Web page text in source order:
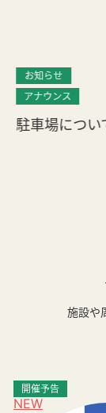
お知らせ
アナウンス
駐車場につい
施設や
NEW
開催予告